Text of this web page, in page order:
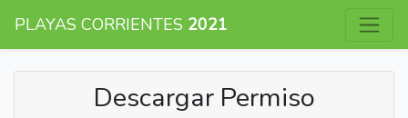
PLAYAS CORRIENTES 2021
Descargar Permiso